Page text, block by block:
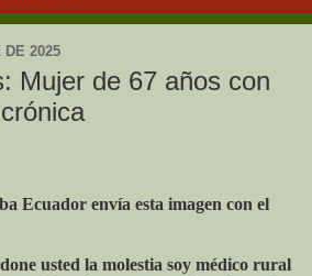
DE 2025
Mujer de 67 años con
Ecuador envía esta imagen con el
usted la molestia soy médico rural